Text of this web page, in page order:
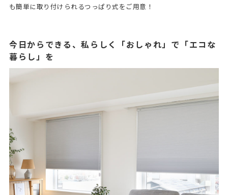
も簡単に取り付けられるつっぱり式をご用意！
今日からできる、私らしく「おしゃれ」で「エコな
暮らし」を